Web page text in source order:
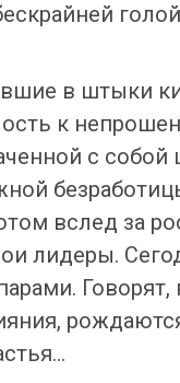
в штыки
к
с собой
вслед за
лидеры.